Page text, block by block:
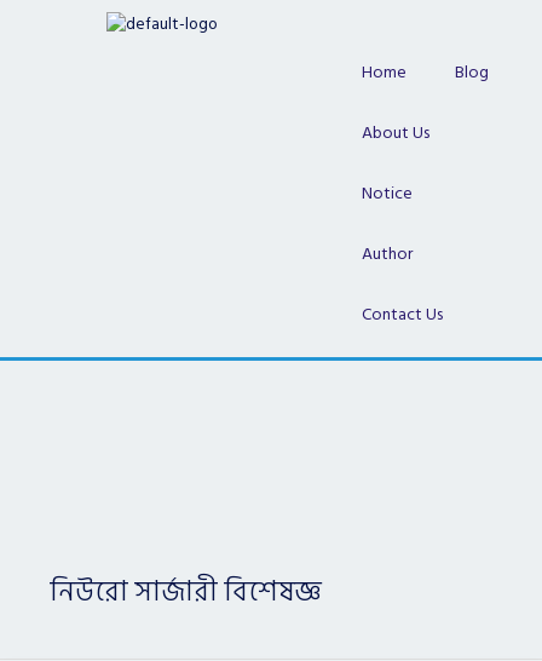
Home Blog
About Us
Notice
Author
Contact Us
নিউরো সার্জারী বিশেষজ্ঞ